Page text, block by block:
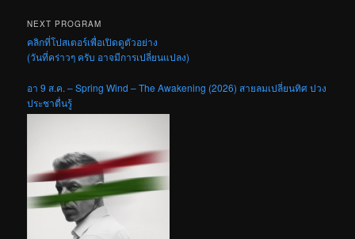
NEXT PROGRAM
คลิกที่โปสเตอร์เพื่อเปิดดูตัวอย่าง
(วันที่คร่าวๆ ครับ อาจมีการเปลี่ยนแปลง)
อา 9 ส.ค. – Spring Wind – The Awakening (2026) สายลมเปลี่ยนทิศ ปวง
ประชาตื่นรู้